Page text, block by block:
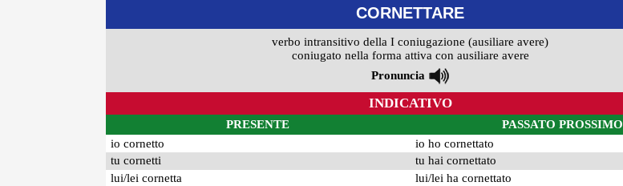
CORNETTARE
verbo intransitivo della I coniugazione (ausiliare avere)
coniugato nella forma attiva con ausiliare avere
Pronuncia
INDICATIVO
PRESENTE
io cornetto
tu cornetti
lui/lei cornetta
PASSATO PROSSIMO
io ho cornettato
tu hai cornettato
lui/lei ha cornettato